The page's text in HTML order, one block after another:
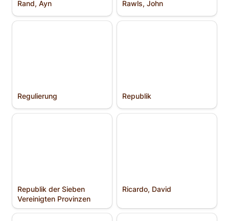
Rand, Ayn Rawls, John
Regulierung
Regulierung
Republik
Republik
Republik der Sieben
Republik der Sieben
Vereinigten Provinzen
Ricardo, David
Ricardo, David
Richter, Eugen Röpke, Wilhelm